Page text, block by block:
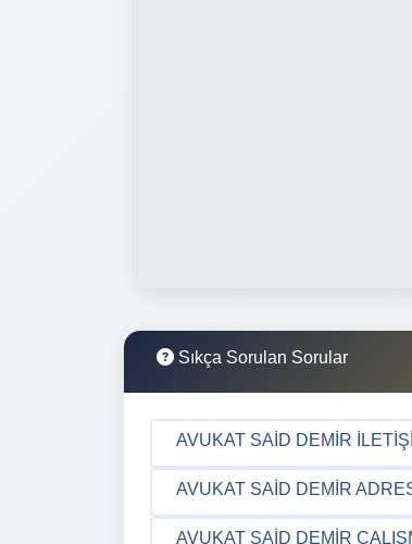
Sıkça Sorulan Sorular
AVUKAT SAID DEMIR
AVUKAT SAID DEMIR
AVUKAT SAID DEMIR